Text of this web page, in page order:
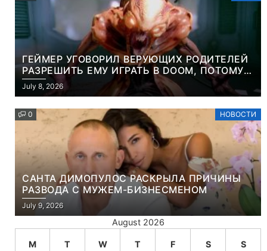
ГЕЙМЕР УГОВОРИЛ ВЕРУЮЩИХ РОДИТЕЛЕЙ
РАЗРЕШИТЬ ЕМУ ИГРАТЬ В DOOM, ПОТОМУ
ЧТО ЭТО ХРИСТИАНСКАЯ ИГРА ПРО
УБИЙСТВО ДЕМОНОВ
July 8, 2026
0 НОВОСТИ
САНТА ДИМОПУЛОС РАСКРЫЛА ПРИЧИНЫ
РАЗВОДА С МУЖЕМ-БИЗНЕСМЕНОМ
July 9, 2026
August 2026
M T W T F S S